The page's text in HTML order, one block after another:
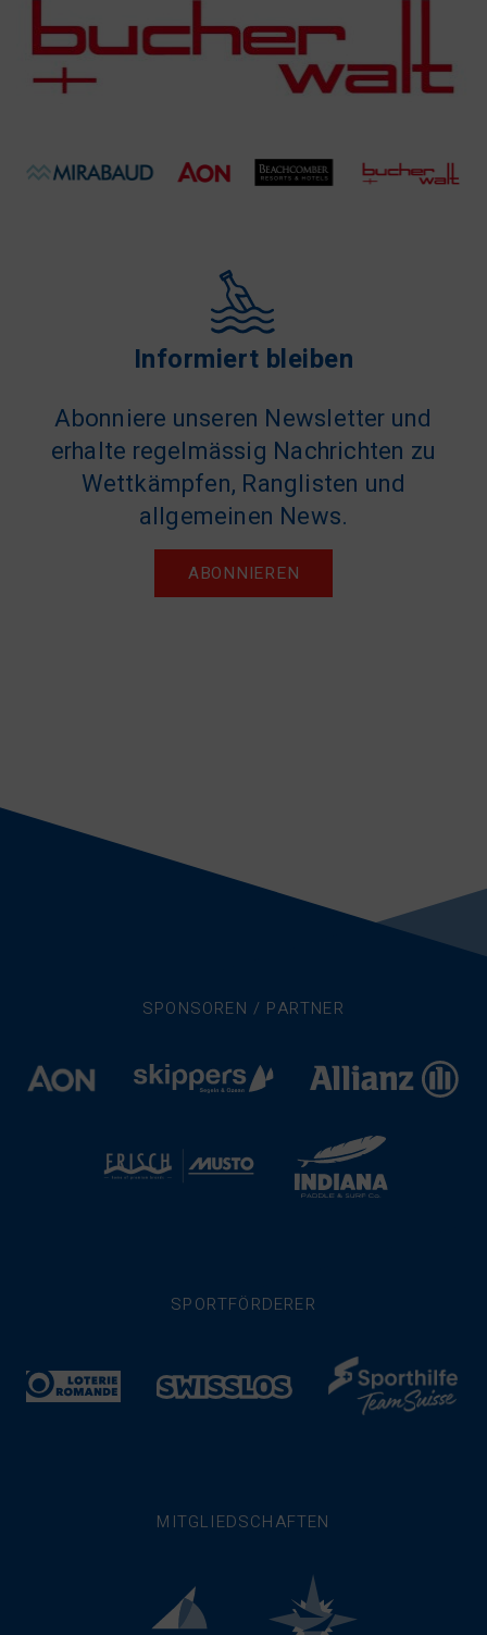
Informiert bleiben
Abonniere unseren Newsletter und
erhalte regelmässig Nachrichten zu
Wettkämpfen, Ranglisten und
allgemeinen News.
ABONNIEREN
SPONSOREN / PARTNER
SPORTFÖRDERER
MITGLIEDSCHAFTEN